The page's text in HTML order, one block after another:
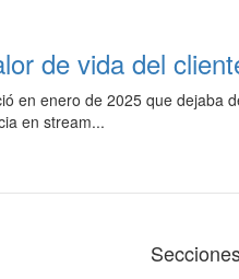
de vida del
en enero de 2025 que dejaba
en stream...